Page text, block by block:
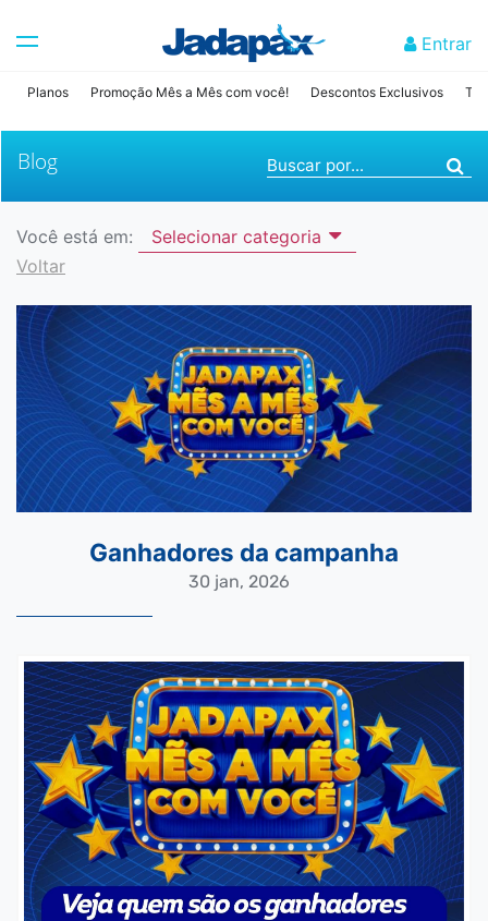
Entrar
Planos Promoção Mês a Mês com você! Descontos Exclusivos
Blog Buscar por...
Você está em:
Selecionar categoria
Voltar
Ganhadores da campanha
30 jan, 2026